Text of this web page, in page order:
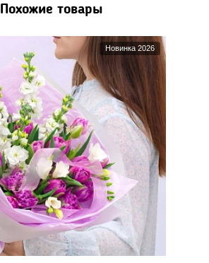
Похожие товары
Новинка 2026